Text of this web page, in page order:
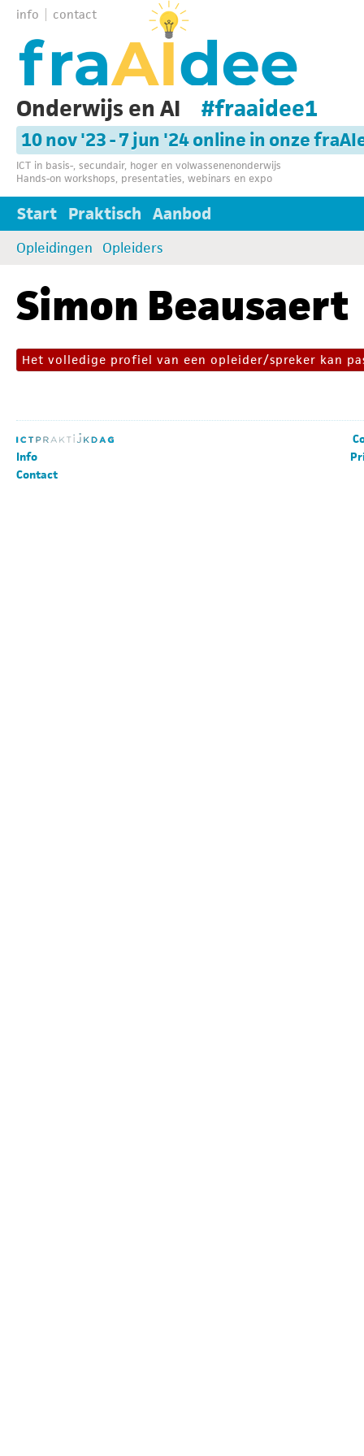
info contact
Onderwijs en AI #fraaidee1
10 nov '23 - 7 jun '24 online in onze
ICT in basis-, secundair, hoger en volwassenenonderwijs
Hands-on workshops, presentaties, webinars en expo
Start Praktisch Aanbod
Opleidingen Opleiders
Simon Beausaert
Het volledige profiel van een opleider/spreker kan
Info
Contact